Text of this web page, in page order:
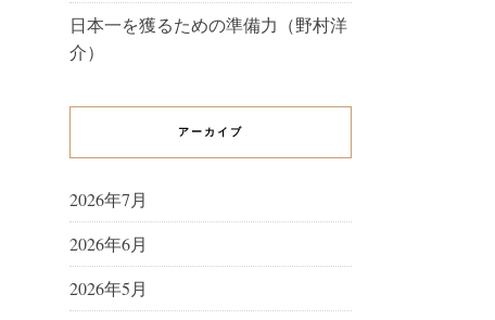
日本一を獲るための準備力（野村洋
介）
アーカイブ
2026年7月
2026年6月
2026年5月